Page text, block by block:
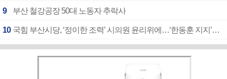
9 부산 철강공장 50대 노동자 추락사
10 국힘 부산시당, ‘정이한 조력’ 시의원 윤리위에…‘한동훈 지지’도 신고접수